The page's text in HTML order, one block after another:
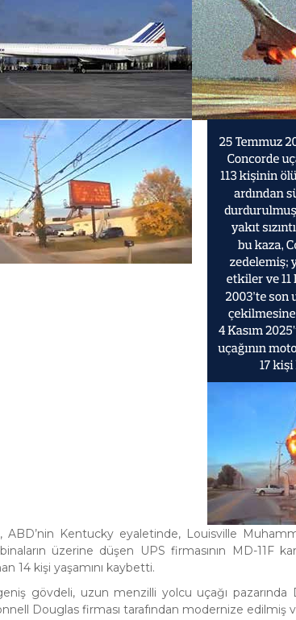
ABD’nin Kentucky eyaletinde, Louisville
üzerine düşen UPS firmasının MD-11F
14 kişi yaşamını kaybetti.
gövdeli, uzun menzilli yolcu uçağı pazarında
Douglas firması tarafından modernize edilmiş